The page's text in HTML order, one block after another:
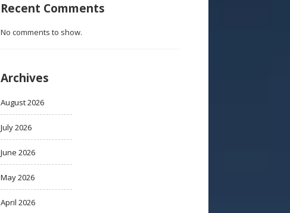
Recent Comments
No comments to show.
Archives
August 2026
July 2026
June 2026
May 2026
April 2026